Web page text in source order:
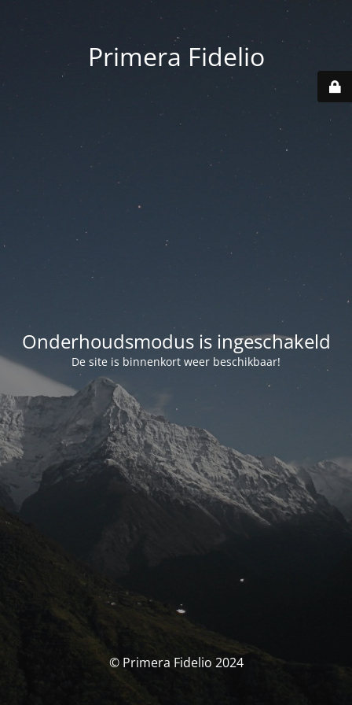
Primera Fidelio
Onderhoudsmodus is ingeschakeld
De site is binnenkort weer beschikbaar!
© Primera Fidelio 2024